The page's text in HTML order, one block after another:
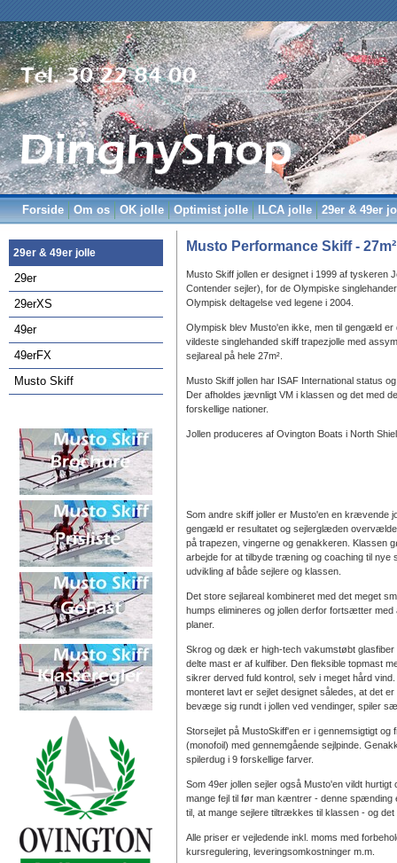
Forside Om os OK jolle Optimist jolle ILCA jolle 29er & 49er
29er & 49er jolle
29er
29erXS
49er
49erFX
Musto Skiff
Musto Performance Skiff - 27m
Musto Skiff jollen er designet i 1999 af tyskeren
Contender sejler), for de Olympiske
Olympisk deltagelse ved legene i 2004.
Olympisk blev Musto'en ikke, men til gengæld er
vildeste singlehanded skiff trapezjolle med
sejlareal på hele 27m².
Musto Skiff jollen har ISAF International status
Der afholdes jævnligt VM i klassen og det med
forskellige nationer.
Jollen produceres af Ovington Boats i North
Som andre skiff joller er Musto'en en krævende
gengæld er resultatet og sejlerglæden
på trapezen, vingerne og genakkeren. Klassen
arbejde for at tilbyde træning og coaching til nye
udvikling af både sejlere og klassen.
Det store sejlareal kombineret med det meget
humps elimineres og jollen derfor fortsætter med
planer.
Skrog og dæk er high-tech vakumstøbt glasfiber
delte mast er af kulfiber. Den fleksible topmast
sikrer derved fuld kontrol, selv i meget hård
monteret lavt er sejlet designet således, at det
bevæge sig rundt i jollen ved vendinger, spiler
Storsejlet på MustoSkiff'en er i gennemsigtigt
(monofoil) med gennemgående sejlpinde.
spilerdug i 9 forskellige farver.
Som 49er jollen sejler også Musto'en vildt hurtigt
mange fejl til før man kæntrer - denne spænding
til, at mange sejlere tiltrækkes til klassen - og det
Alle priser er vejledende inkl. moms med
kursregulering, leveringsomkostninger m.m.